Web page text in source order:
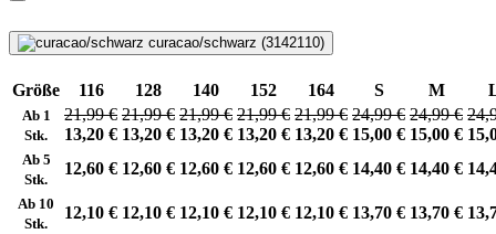
curacao/schwarz (3142110)
Größe 116 128 140 152 164 S M
Ab 1
Stk.
21,99 €
13,20 €
21,99 €
13,20 €
21,99 €
13,20 €
21,99 €
13,20 €
21,99 €
13,20 €
24,99 €
15,00 €
24,99 €
15,00 €
Ab 5
Stk.
12,60 € 12,60 € 12,60 € 12,60 € 12,60 € 14,40 € 14,40 €
Ab 10
Stk.
12,10 € 12,10 € 12,10 € 12,10 € 12,10 € 13,70 € 13,70 €